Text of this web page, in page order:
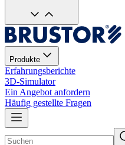
Produkte
Erfahrungsberichte
3D-Simulator
Ein Angebot anfordern
Häufig gestellte Fragen